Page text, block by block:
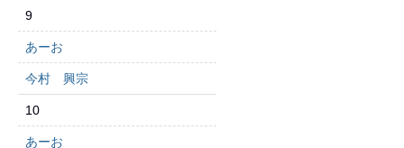
9
あーお
今村 興宗
10
あーお